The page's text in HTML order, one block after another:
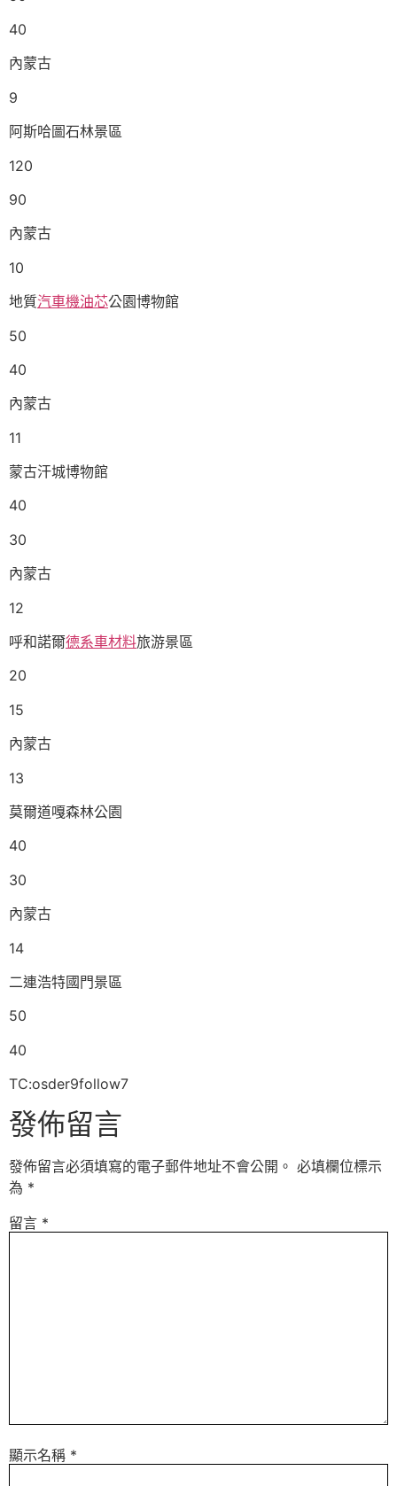
40
內蒙古
9
阿斯哈圖石林景區
120
90
內蒙古
10
地質汽車機油芯公園博物館
50
40
內蒙古
11
蒙古汗城博物館
40
30
內蒙古
12
呼和諾爾德系車材料旅游景區
20
15
內蒙古
13
莫爾道嘎森林公園
40
30
內蒙古
14
二連浩特國門景區
50
40
TC:osder9follow7
發佈留言
發佈留言必須填寫的電子郵件地址不會公開。 必填欄位標示
為 *
留言 *
顯示名稱 *